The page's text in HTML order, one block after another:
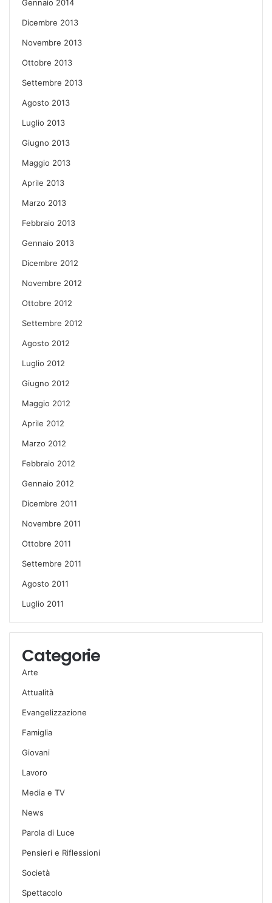
Gennaio 2014
Dicembre 2013
Novembre 2013
Ottobre 2013
Settembre 2013
Agosto 2013
Luglio 2013
Giugno 2013
Maggio 2013
Aprile 2013
Marzo 2013
Febbraio 2013
Gennaio 2013
Dicembre 2012
Novembre 2012
Ottobre 2012
Settembre 2012
Agosto 2012
Luglio 2012
Giugno 2012
Maggio 2012
Aprile 2012
Marzo 2012
Febbraio 2012
Gennaio 2012
Dicembre 2011
Novembre 2011
Ottobre 2011
Settembre 2011
Agosto 2011
Luglio 2011
Categorie
Arte
Attualità
Evangelizzazione
Famiglia
Giovani
Lavoro
Media e TV
News
Parola di Luce
Pensieri e Riflessioni
Società
Spettacolo